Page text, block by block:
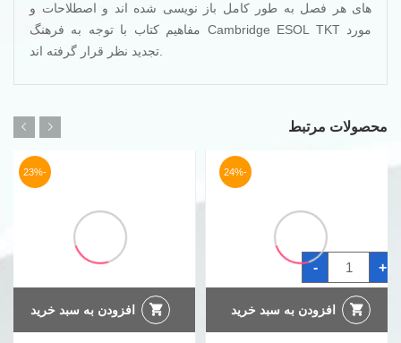
های هر فصل به طور کامل باز نویسی شده اند و اصطلاحات و
مفاهیم کتاب با توجه به فرهنگ Cambridge ESOL TKT مورد
محصولات مرتبط
-24%
-
کتاب
آبجکتیو
Cambridge
Objective
Key
second
edition
+
افزودن به سبد خرید
-23%
افزودن به سبد خرید